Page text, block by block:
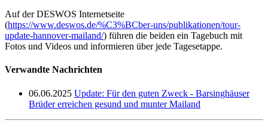
Auf der DESWOS Internetseite
(https://www.deswos.de/%C3%BCber-uns/publikationen/tour-
update-hannover-mailand/) führen die beiden ein Tagebuch mit
Fotos und Videos und informieren über jede Tagesetappe.
Verwandte Nachrichten
06.06.2025 Update: Für den guten Zweck - Barsinghäuser
Brüder erreichen gesund und munter Mailand